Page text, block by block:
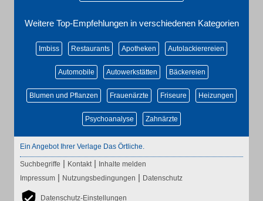
Weitere Top-Empfehlungen in verschiedenen Kategorien
Imbiss Restaurants Apotheken Autolackierereien
Automobile Autowerkstätten Bäckereien
Blumen und Pflanzen Frauenärzte Friseure Heizungen
Psychoanalyse Zahnärzte
Ein Angebot Ihrer Verlage Das Örtliche.
Suchbegriffe | Kontakt | Inhalte melden
Impressum | Nutzungsbedingungen | Datenschutz
Datenschutz-Einstellungen